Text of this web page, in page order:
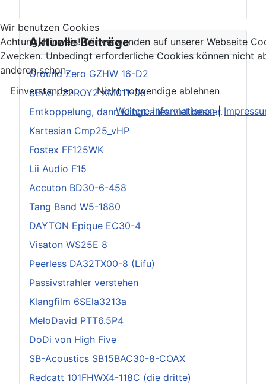
Aktuelle Beiträge
Ground Zero GZHW 16-D2
SEAS L22ROY2 XM011-08
Entkoppelung, dann klingt alles viel besser.
Kartesian Cmp25_vHP
Fostex FF125WK
Lii Audio F15
Accuton BD30-6-458
Tang Band W5-1880
DAYTON Epique EC30-4
Visaton WS25E 8
Peerless DA32TX00-8 (Lifu)
Passivstrahler verstehen
Klangfilm 6SEla3213a
MeloDavid PTT6.5P4
DoDi von High Five
SB-Acoustics SB15BAC30-8-COAX
Redcatt 101FHWX4-118C (die dritte)
Wir benutzen Cookies
Achtung, Hinweis! Wir verwenden auf unserer Webseite
Zwecken. Unbedingt erforderliche Cookies können nicht
anderen schon.
Einverstanden
Nicht notwendige ablehnen
Weitere Informationen|